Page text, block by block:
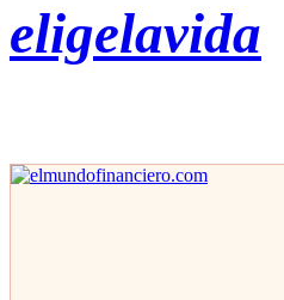
eligelavida